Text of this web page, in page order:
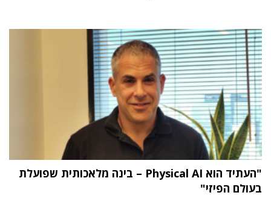
"העתיד הוא Physical AI – בינה מלאכותית שפועלת
בעולם הפיזי"